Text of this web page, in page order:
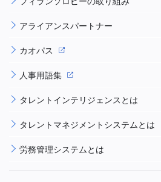
アライアンスパートナー
カオパス
人事用語集
タレントインテリジェンスとは
タレントマネジメントシステムとは
労務管理システムとは